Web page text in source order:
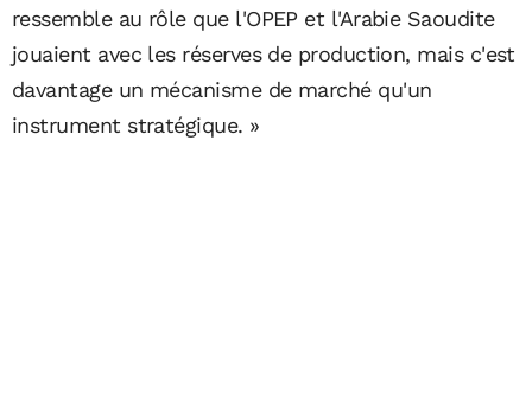
ressemble au rôle que l'OPEP et l'Arabie Saoudite
jouaient avec les réserves de production, mais c'est
davantage un mécanisme de marché qu'un
instrument stratégique. »